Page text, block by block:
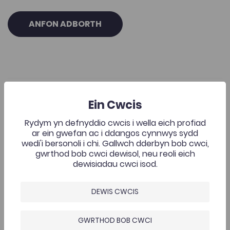
ANFON ADBORTH
Casgliadau Cysylltiedig
T. Robin Chapman a Dafydd Sills-Jones, 'Ar wasgar
Add to favourites
Dyddiad cyhoeddi: 2011 Add to favourites
T. Robin Chapman a Dafydd Sills-Jones, 'Ar
wasgar hyd y fro': Arbrawf mewn darllen
Teledu a Chyfryngau
Ein Cwcis
Rydym yn defnyddio cwcis i wella eich profiad
ar ein gwefan ac i ddangos cynnwys sydd
wedi'i bersonoli i chi. Gallwch dderbyn bob cwci,
gwrthod bob cwci dewisol, neu reoli eich
dewisiadau cwci isod.
DEWIS CWCIS
GWRTHOD BOB CWCI